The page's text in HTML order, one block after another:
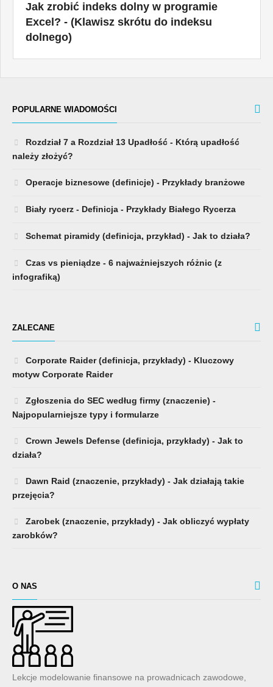
Jak zrobić indeks dolny w programie
Excel? - (Klawisz skrótu do indeksu
dolnego)
POPULARNE WIADOMOŚCI
Rozdział 7 a Rozdział 13 Upadłość - Którą upadłość
należy złożyć?
Operacje biznesowe (definicje) - Przykłady branżowe
Biały rycerz - Definicja - Przykłady Białego Rycerza
Schemat piramidy (definicja, przykład) - Jak to działa?
Czas vs pieniądze - 6 najważniejszych różnic (z
infografiką)
ZALECANE
Corporate Raider (definicja, przykłady) - Kluczowy
motyw Corporate Raider
Zgłoszenia do SEC według firmy (znaczenie) -
Najpopularniejsze typy i formularze
Crown Jewels Defense (definicja, przykłady) - Jak to
działa?
Dawn Raid (znaczenie, przykłady) - Jak działają takie
przejęcia?
Zarobek (znaczenie, przykłady) - Jak obliczyć wypłaty
zarobków?
O NAS
Lekcje modelowanie finansowe na prowadnicach zawodowe,